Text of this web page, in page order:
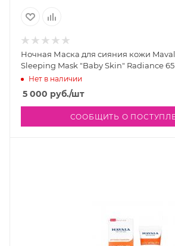
Ночная Маска для сияния кожи Mavala Skin
Sleeping Mask "Baby Skin" Radiance 65
Нет в наличии
5 000 руб./шт
СООБЩИТЬ О